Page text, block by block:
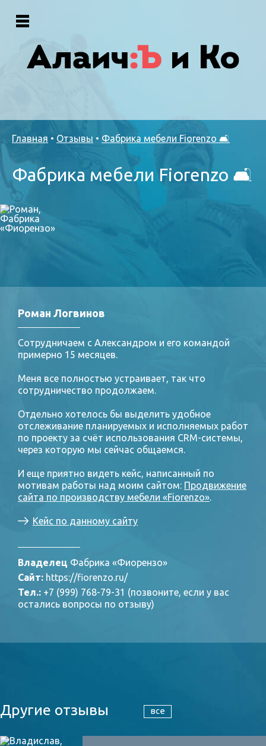
Главная • Отзывы • Фабрика мебели Fiorenzo 🛋
Фабрика мебели Fiorenzo 🛋
Роман Логвинов
Сотрудничаем с Александром и его командой
примерно 15 месяцев.
Меня все полностью устраивает, так что
сотрудничество продолжаем.
Отдельно хотелось бы выделить удобное
отслеживание планируемых и исполняемых работ
по проекту за счёт использования CRM-системы,
через которую мы сейчас общаемся.
И еще приятно видеть кейс, написанный по
мотивам работы над моим сайтом: Продвижение
сайта по производству мебели «Fiorenzo».
Кейс по данному сайту
Владелец Фабрика «Фиорензо»
Сайт: https://fiorenzo.ru/
Тел.: +7 (999) 768-79-31 (позвоните, если у вас
остались вопросы по отзыву)
Другие отзывы все